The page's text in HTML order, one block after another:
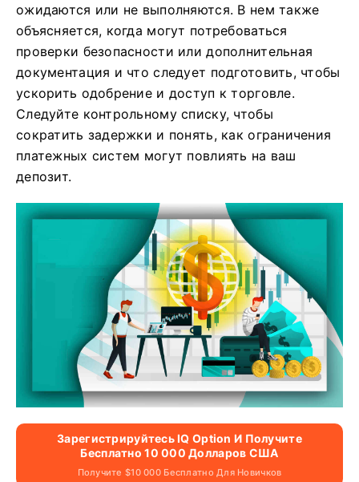
ожидаются или не выполняются. В нем также
объясняется, когда могут потребоваться
проверки безопасности или дополнительная
документация и что следует подготовить, чтобы
ускорить одобрение и доступ к торговле.
Следуйте контрольному списку, чтобы
сократить задержки и понять, как ограничения
платежных систем могут повлиять на ваш
депозит.
Зарегистрируйтесь IQ Option И Получите
Бесплатно 10 000 Долларов США
Получите $10 000 Бесплатно Для Новичков